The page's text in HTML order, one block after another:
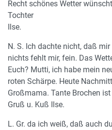
Recht schönes Wetter
Tochter
Ilse.
N. S. Ich dachte nicht, daß
nichts fehlt mir, fein. Das
Euch? Mutti, ich habe mein
roten Schärpe. Heute
Großmama. Tante Brochen
Gruß u. Kuß Ilse.
L. Gr. da ich weiß, daß auch